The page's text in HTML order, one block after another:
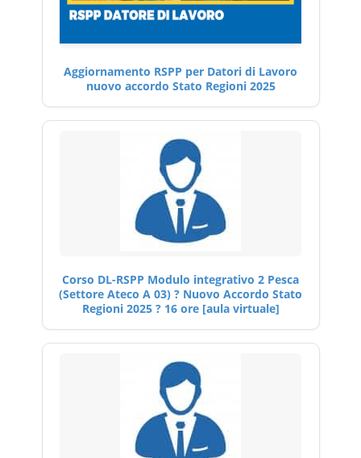
Aggiornamento RSPP per Datori di Lavoro
nuovo accordo Stato Regioni 2025
Corso DL-RSPP Modulo integrativo 2 Pesca
(Settore Ateco A 03) ? Nuovo Accordo Stato
Regioni 2025 ? 16 ore [aula virtuale]